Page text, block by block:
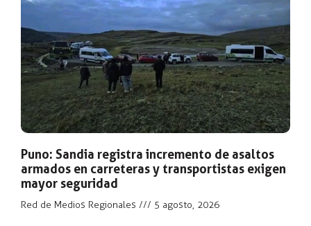
Puno: Sandia registra incremento de asaltos
armados en carreteras y transportistas exigen
mayor seguridad
Red de Medios Regionales 5 agosto, 2026